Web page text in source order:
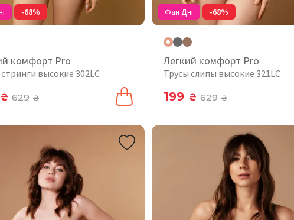
-68%
комфорт Pro
высокие 302LC
₴ 629₴
Фан Дні -68%
Легкий комфорт Pro
Трусы слипы высокие 321LC
199 ₴ 629₴